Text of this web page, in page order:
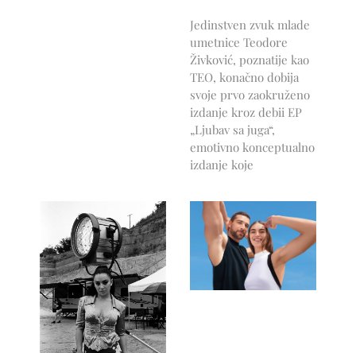
Jedinstven zvuk mlade
umetnice Teodore
Živković, poznatije kao
TEO, konačno dobija
svoje prvo zaokruženo
izdanje kroz debii EP
„Ljubav sa juga“,
emotivno konceptualno
izdanje koje